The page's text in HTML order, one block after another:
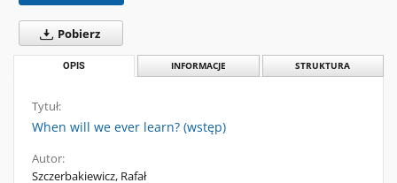
Pobierz
OPIS INFORMACJE STRUKTURA
Tytuł:
When will we ever learn? (wstęp)
Autor:
Szczerbakiewicz, Rafał